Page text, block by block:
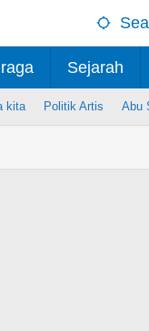
Sejarah
kita Politik Artis Abu